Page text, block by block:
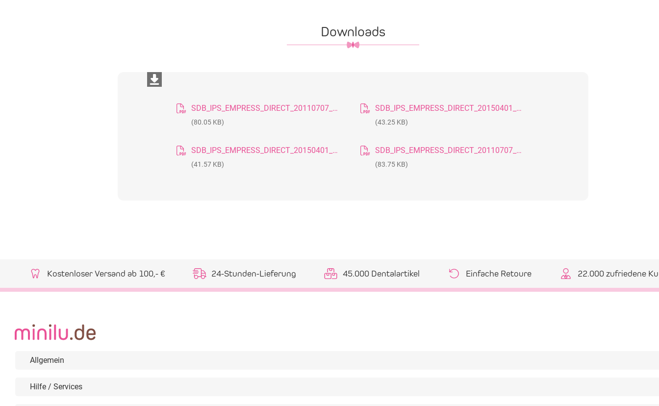
Downloads
SDB_IPS_EMPRESS_DIRECT_20110707_GB
(80.05 KB)
SDB_IPS_EMPRESS_DIRECT_20150401_DE
(43.25 KB)
SDB_IPS_EMPRESS_DIRECT_20150401_GB
(41.57 KB)
SDB_IPS_EMPRESS_DIRECT_20110707_DE
(83.75 KB)
Kostenloser Versand ab 100,- € 24-Stunden-Lieferung 45.000 Dentalartikel Einfache Retoure 22.000 zufriedene
Allgemein
Hilfe / Services